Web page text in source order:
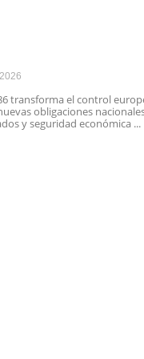
transforma el control
obligaciones
y seguridad económica ...